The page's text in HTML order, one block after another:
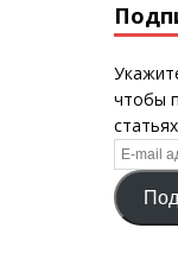
чтобы
E-
mail
адрес